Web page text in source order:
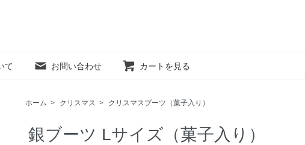
て お問い合わせ カートを見る
ホーム > クリスマス > クリスマスブーツ（菓子入り）
銀ブーツ Lサイズ（菓子入り）